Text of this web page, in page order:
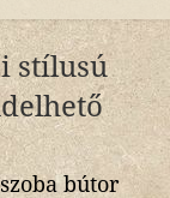
stílusú
bútor